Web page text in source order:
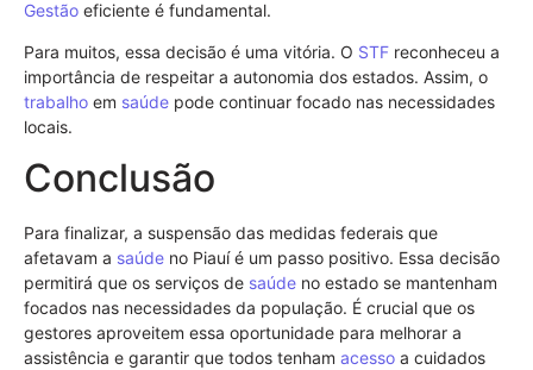
Gestão eficiente é fundamental.
Para muitos, essa decisão é uma vitória. O STF reconheceu a
importância de respeitar a autonomia dos estados. Assim, o
trabalho em saúde pode continuar focado nas necessidades
locais.
Conclusão
Para finalizar, a suspensão das medidas federais que
afetavam a saúde no Piauí é um passo positivo. Essa decisão
permitirá que os serviços de saúde no estado se mantenham
focados nas necessidades da população. É crucial que os
gestores aproveitem essa oportunidade para melhorar a
assistência e garantir que todos tenham acesso a cuidados